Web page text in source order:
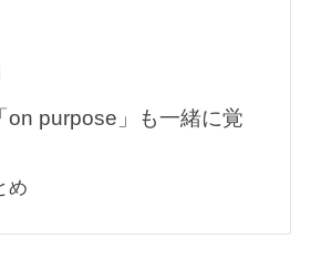
on purpose」も一緒に覚
め